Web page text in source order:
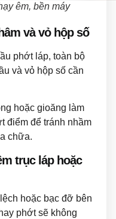
êm, bền máy
và vỏ hộp số
phớt láp, toàn bộ
và vỏ hộp số cần
hoặc gioăng làm
điểm để tránh nhầm
chữa.
trục láp hoặc
hoặc bạc đỡ bên
phớt sẽ không